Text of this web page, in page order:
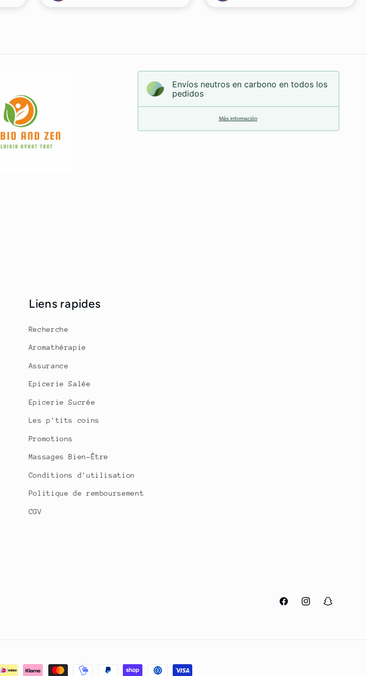
Envíos neutros en carbono en todos los
pedidos
Más información
Liens rapides
Recherche
Aromathérapie
Assurance
Epicerie Salée
Epicerie Sucrée
Les p'tits coins
Promotions
Massages Bien-Être
Conditions d'utilisation
Politique de remboursement
CGV
FacebookInstagramSnapchat